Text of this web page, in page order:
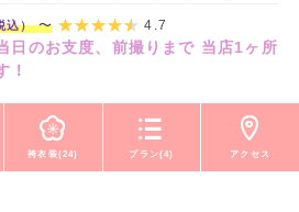
込）〜 4.7
日のお支度、前撮りまで 当店1ヶ所
！
袴衣装(24) プラン(4) アクセス